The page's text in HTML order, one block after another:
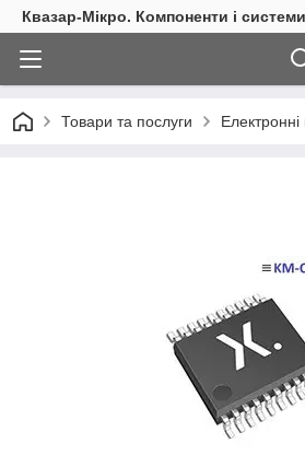
Квазар-Мікро. Компоненти і системи
Товари та послуги